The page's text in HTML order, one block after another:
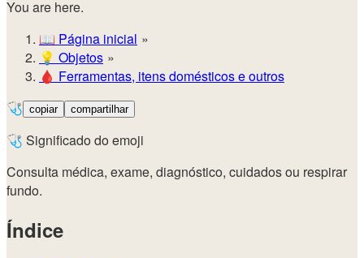
You are here.
📖 Página inicial
💡️ Objetos
🩸 Ferramentas, itens domésticos e outros
🩺 copiar compartilhar
🩺 Significado do emoji
Consulta médica, exame, diagnóstico, cuidados ou respirar
fundo.
Índice